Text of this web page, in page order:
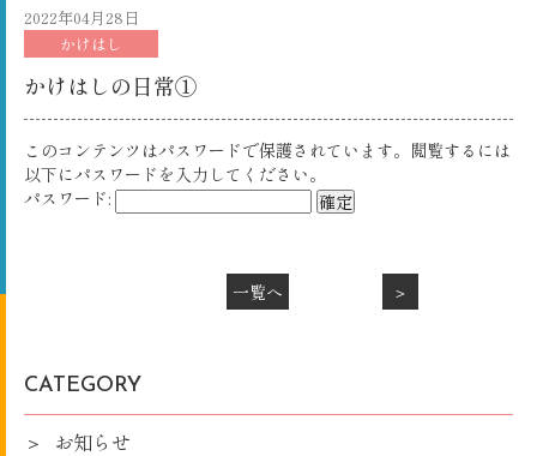
2022年04月28日
かけはし
かけはしの日常①
このコンテンツはパスワードで保護されています。閲覧するには
以下にパスワードを入力してください。
パスワード:
一覧へ ＞
CATEGORY
お知らせ